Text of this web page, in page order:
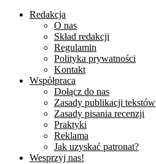
Redakcja
O nas
Skład redakcji
Regulamin
Polityka prywatności
Kontakt
Współpraca
Dołącz do nas
Zasady publikacji tekstów
Zasady pisania recenzji
Praktyki
Reklama
Jak uzyskać patronat?
Wesprzyj nas!